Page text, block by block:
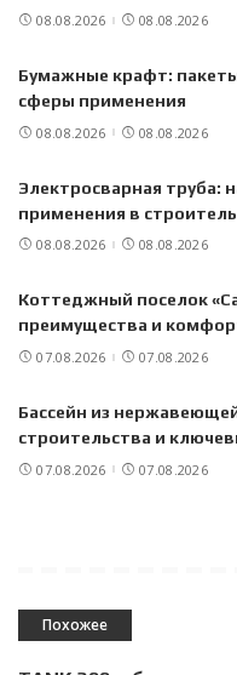
08.08.2026 08.08.2026
Бумажные крафт:
сферы применения
08.08.2026 08.08.2026
Электросварная труба:
применения в
08.08.2026 08.08.2026
Коттеджный поселок
преимущества и
07.08.2026 07.08.2026
Бассейн из
строительства и
07.08.2026 07.08.2026
Похожее